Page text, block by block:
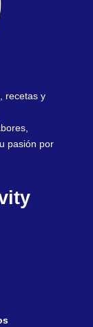
recetas y
pasión por